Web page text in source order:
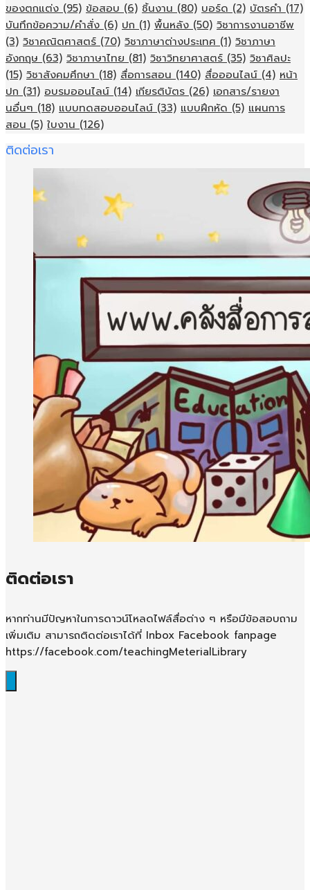
ของตกแต่ง(95) ข้อสอบ(6) ชิ้นงาน(80) บอร์ด(2) บัตรคำ(17)
บันทึกข้อความ/คำสั่ง(6) ปก(1) พื้นหลัง(50) วิชาการงานอาชีพ
(3) วิชาคณิตศาสตร์(70) วิชาภาษาต่างประเทศ(1) วิชาภาษา
อังกฤษ(63) วิชาภาษาไทย(81) วิชาวิทยาศาสตร์(35) วิชาศิลปะ
(15) วิชาสังคมศึกษา(18) สื่อการสอน(140) สื่อออนไลน์(4) หน้า
ปก(31) อบรมออนไลน์(14) เกียรติบัตร(26) เอกสาร/รายงา
นอื่นๆ(18) แบบทดสอบออนไลน์(33) แบบฝึกหัด(5) แผนการ
สอน(5) ใบงาน(126)
ติดต่อเรา
ติดต่อเรา
หากท่านมีปัญหาในการดาวน์โหลดไฟล์สื่อต่าง ๆ หรือมีข้อสอบถาม
เพิ่มเติม สามารถติดต่อเราได้ที่ Inbox Facebook fanpage
https://facebook.com/teachingMeterialLibrary